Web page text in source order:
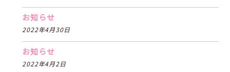
お知らせ
2022年4月30日
お知らせ
2022年4月2日